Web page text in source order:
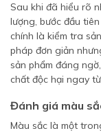
Sau khi đã hiểu rõ
lượng, bước đầu
chính là kiểm tra
pháp đơn giản
sản phẩm đáng
chất độc hại ngay
Đánh giá màu
Màu sắc là một